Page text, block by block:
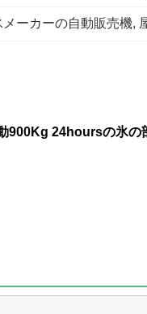
メーカーの自動販売機,
900Kg 24hoursの氷の